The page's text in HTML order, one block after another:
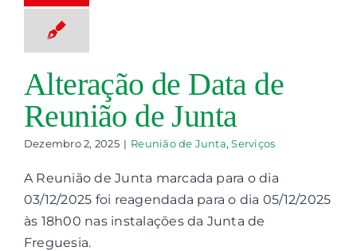
de Junta
Alteração de Data de
Reunião de Junta
Dezembro 2, 2025 | Reunião de Junta,Serviços
A Reunião de Junta marcada para o dia
03/12/2025 foi reagendada para o dia 05/12/2025
às 18h00 nas instalações da Junta de
Freguesia.